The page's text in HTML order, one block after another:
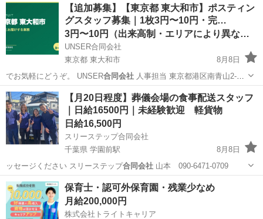
【追加募集】【東京都 東大和市】ポスティン
グスタッフ募集｜1枚3円〜10円・完…
3円〜10円（出来高制・エリアにより異なる）
UNSER合同会社
東京都 東大和市
8月8日
でお気軽にどうぞ。 UNSER合同会社人事担当 東京都港区南青山2-
2…東京 東大和市 ポスティング 出来高制
【月20日程度】葬儀会場の食事配送スタッフ
｜日給16500円｜未経験歓迎 軽貨物
日給16,500円
スリーステップ合同会社
千葉県 学園前駅
8月8日
ッセージください スリーステップ合同会社山本 090-6471-0709
千葉 千葉市 学園前駅 ドライバー スタッフ
保育士・認可外保育園・残業少なめ
月給200,000円
株式会社トライトキャリア